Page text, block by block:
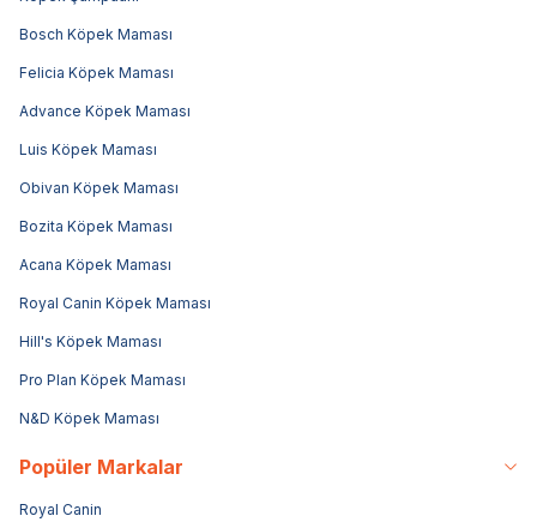
Bosch Köpek Maması
Felicia Köpek Maması
Advance Köpek Maması
Luis Köpek Maması
Obivan Köpek Maması
Bozita Köpek Maması
Acana Köpek Maması
Royal Canin Köpek Maması
Hill's Köpek Maması
Pro Plan Köpek Maması
N&D Köpek Maması
Popüler Markalar
Royal Canin